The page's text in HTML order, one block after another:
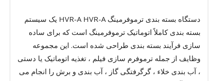
دستگاه بسته بندی ترموفرمینگ HVR-A HVR-A یک سیستم
بسته بندی کاملاً اتوماتیک ترموفرمینگ است که برای ساده
سازی فرآیند بسته بندی طراحی شده است. این مجموعه
وظایف از جمله ترموفرم سازی فیلم ، تغذیه اتوماتیک یا دستی
، آب بندی خلاء ، گرگرفتگی گاز ، آب بندی و برش را انجام می